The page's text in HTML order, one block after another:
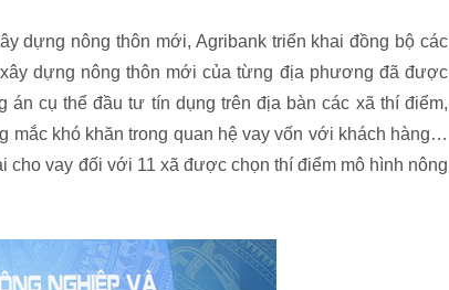
dựng nông thôn mới, Agribank triển khai đồng bộ các
dựng nông thôn mới của từng địa phương đã được
cụ thể đầu tư tín dụng trên địa bàn các xã thí điểm,
khó khăn trong quan hệ vay vốn với khách hàng…
cho vay đối với 11 xã được chọn thí điểm mô hình nông